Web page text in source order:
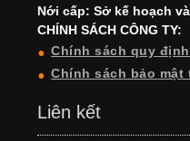
Nới cấp: Sở kế hoạch
CHÍNH SÁCH CÔNG TY:
Chính sách quy
Chính sách bảo mật
Liên kết